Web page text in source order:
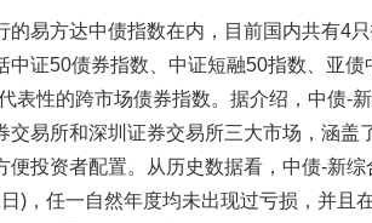
的易方达中债指数在内，目前国内共有4
中证50债券指数、中证短融50指数、亚债
表性的跨市场债券指数。据介绍，中债-
交易所和深圳证券交易所三大市场，涵盖
便投资者配置。从历史数据看，中债-新综
)，任一自然年度均未出现过亏损，并且